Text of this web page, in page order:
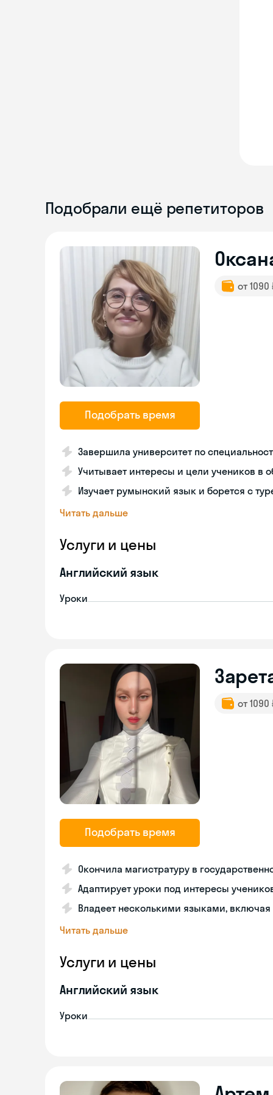
Подобрали ещё репетиторов
Подобрать время
от
Завершила университет по
Учитывает интересы и цели учеников в
Изучает румынский язык и борется с
Читать дальше
Услуги и цены
Английский язык
Уроки
Подобрать время
от
Окончила магистратуру в
Адаптирует уроки под интересы
Владеет несколькими языками,
Читать дальше
Услуги и цены
Английский язык
Уроки